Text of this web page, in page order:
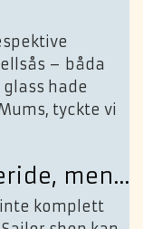
– båda
hade
tyckte vi
men…
komplett